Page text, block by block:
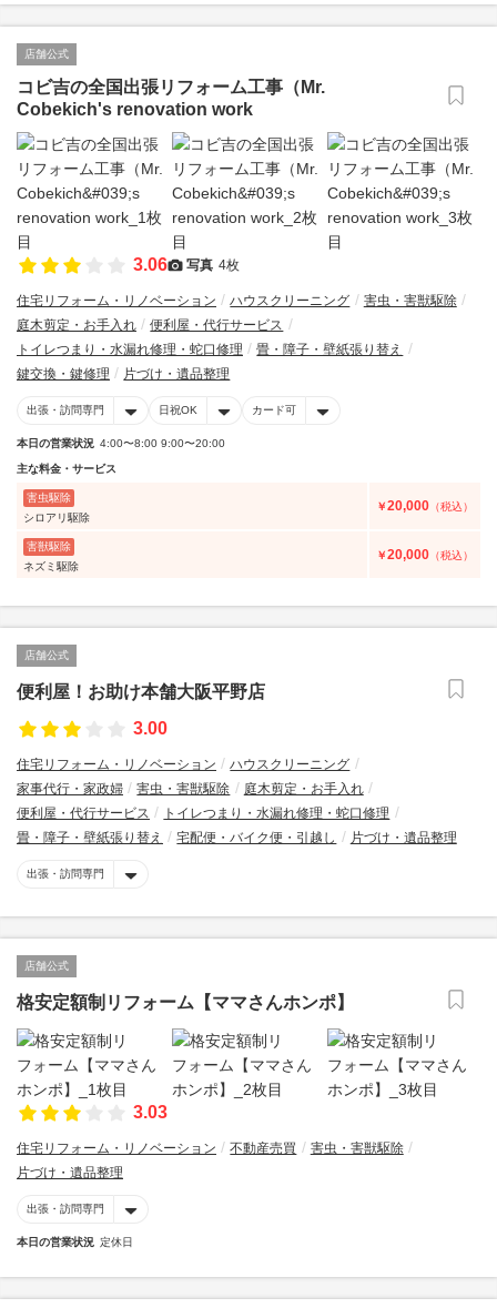
店舗公式
コビ吉の全国出張リフォーム工事（Mr.
Cobekich's renovation work
3.06 写真 4枚
住宅リフォーム・リノベーション ハウスクリーニング
害虫・害獣駆除
庭木剪定・お手入れ
便利屋・代行サービス
トイレつまり・水漏れ修理・蛇口修理
畳・障子・壁紙張り替え
鍵交換・鍵修理
片づけ・遺品整理
出張・訪問専門 日祝OK カード可
本日の営業状況 4:00〜8:00 9:00〜20:00
主な料金・サービス
害虫駆除
シロアリ駆除
￥20,000 （税込）
害獣駆除
ネズミ駆除
￥20,000 （税込）
店舗公式
便利屋！お助け本舗大阪平野店
3.00
住宅リフォーム・リノベーション
ハウスクリーニング
家事代行・家政婦
害虫・害獣駆除
庭木剪定・お手入れ
便利屋・代行サービス
トイレつまり・水漏れ修理・蛇口修理
畳・障子・壁紙張り替え
宅配便・バイク便・引越し 片づけ・遺品整理
出張・訪問専門
店舗公式
格安定額制リフォーム【ママさんホンポ】
3.03
住宅リフォーム・リノベーション 不動産売買
害虫・害獣駆除
片づけ・遺品整理
出張・訪問専門
本日の営業状況 定休日